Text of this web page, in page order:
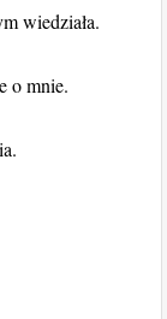
wiedziała.
o mnie.